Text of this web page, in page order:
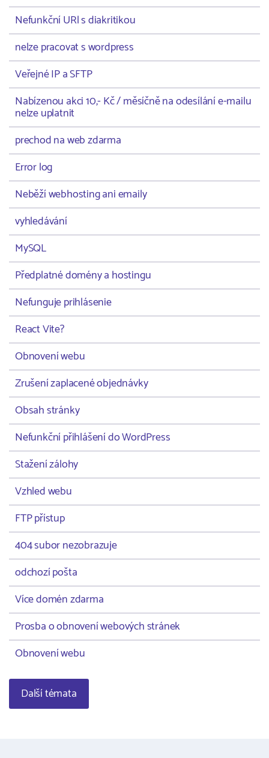
Nefunkční URl s diakritikou
nelze pracovat s wordpress
Veřejné IP a SFTP
Nabízenou akci 10,- Kč / měsíčně na odesílání e-mailu
nelze uplatnit
prechod na web zdarma
Error log
Neběží webhosting ani emaily
vyhledávání
MySQL
Předplatné domény a hostingu
Nefunguje prihlásenie
React Vite?
Obnovení webu
Zrušení zaplacené objednávky
Obsah stránky
Nefunkční přihlášení do WordPress
Stažení zálohy
Vzhled webu
FTP přístup
404 subor nezobrazuje
odchozí pošta
Více domén zdarma
Prosba o obnovení webových stránek
Obnovení webu
Další témata